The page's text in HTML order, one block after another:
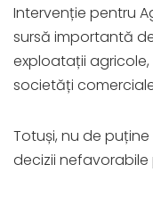
Intervenție pentru
sursă importantă
exploatații
societăți
Totuși, nu de
decizii nefavorabile